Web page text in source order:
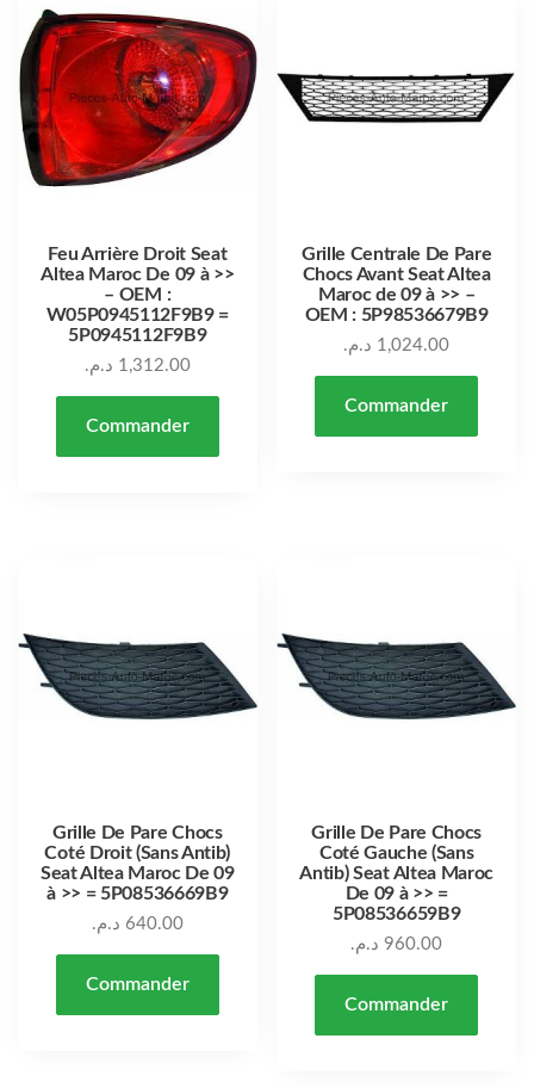
Feu Arrière Droit Seat
Altea Maroc De 09 à >>
– OEM :
W05P0945112F9B9 =
5P0945112F9B9
1,312.00 د.م.
Commander
Grille Centrale De Pare
Chocs Avant Seat Altea
Maroc de 09 à >> –
OEM : 5P98536679B9
1,024.00 د.م.
Commander
Grille De Pare Chocs
Coté Droit (Sans Antib)
Seat Altea Maroc De 09
à >> = 5P08536669B9
640.00 د.م.
Commander
Grille De Pare Chocs
Coté Gauche (Sans
Antib) Seat Altea Maroc
De 09 à >> =
5P08536659B9
960.00 د.م.
Commander